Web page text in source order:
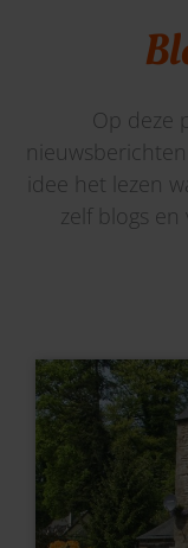
Op deze
idee het lezen
zelf blogs